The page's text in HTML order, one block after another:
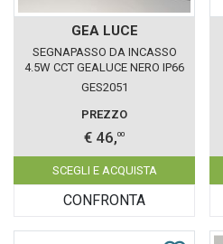
GEA LUCE
SEGNAPASSO DA INCASSO
4.5W CCT GEALUCE NERO IP66
GES2051
PREZZO
€ 46,00
SCEGLI E ACQUISTA
CONFRONTA